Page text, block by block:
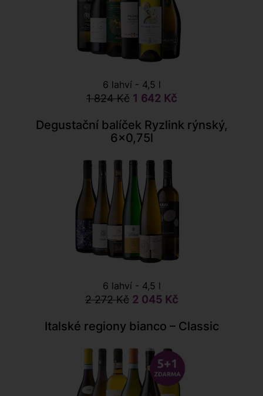
6 lahví - 4,5 l
1 824 Kč 1 642 Kč
Degustační balíček Ryzlink rýnský,
6×0,75l
6 lahví - 4,5 l
2 272 Kč 2 045 Kč
Italské regiony bianco – Classic